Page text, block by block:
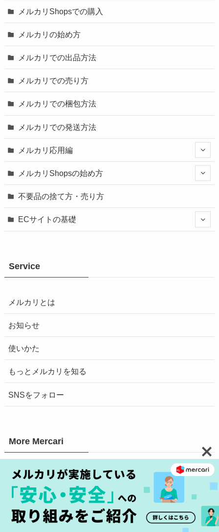
メルカリShopsでの購入
メルカリの始め方
メルカリでの出品方法
メルカリでの売り方
メルカリでの梱包方法
メルカリでの発送方法
メルカリ応用編
メルカリShopsの始め方
不要品の捨て方・売り方
ECサイトの基礎
Service
メルカリとは
お知らせ
使いかた
もっとメルカリを知る
SNSをフォロー
More Mercari
メルカリガイド
メルカリマガジン